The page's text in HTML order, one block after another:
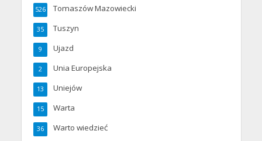
Tomaszów Mazowiecki
526
Tuszyn
35
Ujazd
9
Unia Europejska
2
Uniejów
13
Warta
15
Warto wiedzieć
36